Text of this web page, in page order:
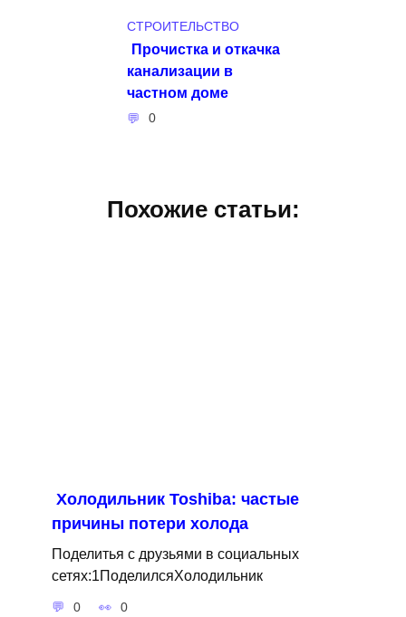
СТРОИТЕЛЬСТВО
Прочистка и откачка
канализации в
частном доме
0
Похожие статьи:
Холодильник Toshiba: частые
причины потери холода
Поделитья с друзьями в социальных
сетях:1ПоделилсяХолодильник
0 0